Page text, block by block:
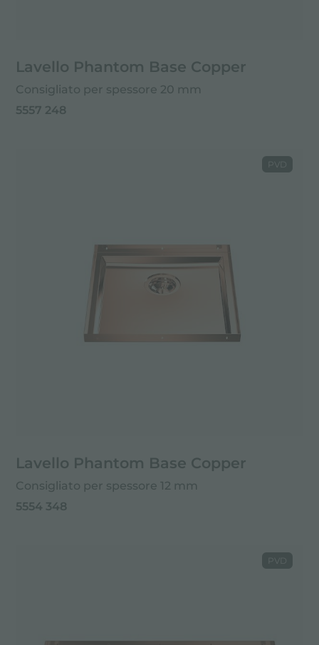
Lavello Phantom Base Copper
Consigliato per spessore 20 mm
5557 248
Lavello Phantom Base Copper
Consigliato per spessore 12 mm
5554 348
PVD
PVD